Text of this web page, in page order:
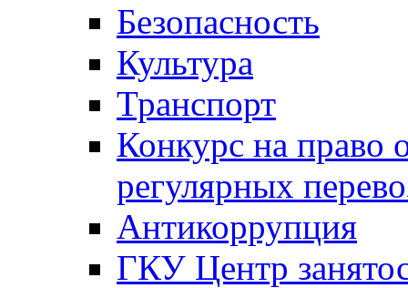
Безопасность
Культура
Транспорт
Конкурс на право
регулярных
Антикоррупция
ГКУ Центр